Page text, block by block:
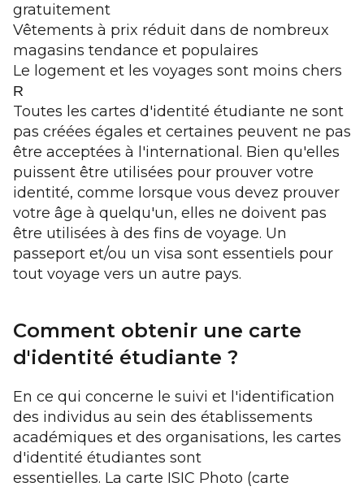
gratuitement
Vêtements à prix réduit dans de nombreux
magasins tendance et populaires
Le logement et les voyages sont moins chers
R
Toutes les cartes d'identité étudiante ne sont
pas créées égales et certaines peuvent ne pas
être acceptées à l'international. Bien qu'elles
puissent être utilisées pour prouver votre
identité, comme lorsque vous devez prouver
votre âge à quelqu'un, elles ne doivent pas
être utilisées à des fins de voyage. Un
passeport et/ou un visa sont essentiels pour
tout voyage vers un autre pays.
Comment obtenir une carte
d'identité étudiante ?
En ce qui concerne le suivi et l'identification
des individus au sein des établissements
académiques et des organisations, les cartes
d'identité étudiantes sont
essentielles. La carte ISIC Photo (carte